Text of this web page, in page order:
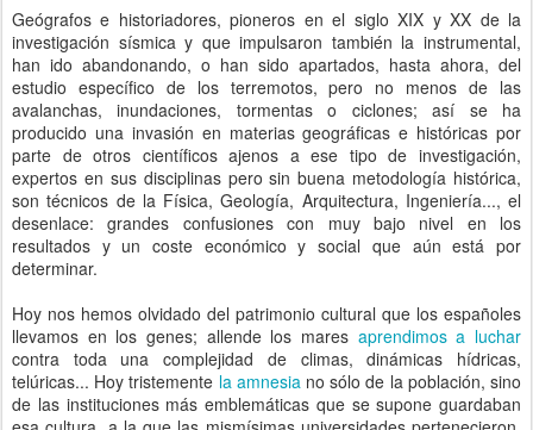
Geógrafos e historiadores, pioneros en el siglo XIX y XX de la
investigación sísmica y que impulsaron también la instrumental,
han ido abandonando, o han sido apartados, hasta ahora, del
estudio específico de los terremotos, pero no menos de las
avalanchas, inundaciones, tormentas o ciclones; así se ha
producido una invasión en materias geográficas e históricas por
parte de otros científicos ajenos a ese tipo de investigación,
expertos en sus disciplinas pero sin buena metodología histórica,
son técnicos de la Física, Geología, Arquitectura, Ingeniería..., el
desenlace: grandes confusiones con muy bajo nivel en los
resultados y un coste económico y social que aún está por
determinar.
Hoy nos hemos olvidado del patrimonio cultural que los españoles
llevamos en los genes; allende los mares aprendimos a luchar
contra toda una complejidad de climas, dinámicas hídricas,
telúricas... Hoy tristemente la amnesiano sólo de la población, sino
de las instituciones más emblemáticas que se supone guardaban